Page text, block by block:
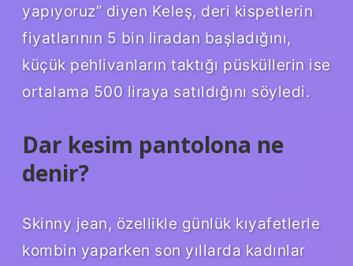
yapıyoruz” diyen Keleş, deri kispetlerin
fiyatlarının 5 bin liradan başladığını,
küçük pehlivanların taktığı püsküllerin ise
ortalama 500 liraya satıldığını söyledi.
Dar kesim pantolona ne
denir?
Skinny jean, özellikle günlük kıyafetlerle
kombin yaparken son yıllarda kadınlar